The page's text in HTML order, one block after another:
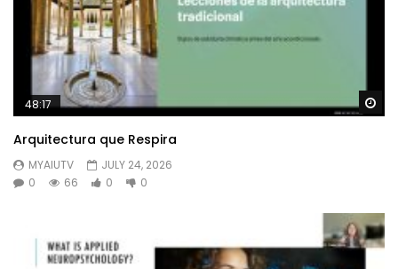
48:17
Arquitectura que Respira
MYAIUTV
JULY 24, 2026
0
66 0 0